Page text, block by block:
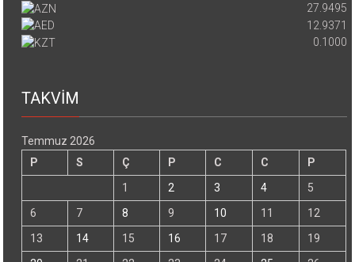
27.9495
12.9371
0.1000
TAKVİM
Temmuz 2026
P
S Ç P C C
P
1
2 3 4
5
6
7 8 9 10 11
12
13
14 15 16 17 18
19